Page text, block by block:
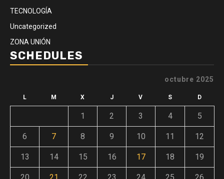
TECNOLOGÍA
Uncategorized
ZONA UNIÓN
SCHEDULES
octubre 2025
L M X J V S D
1 2 3 4 5
6 7 8 9 10 11 12
13 14 15 16 17 18 19